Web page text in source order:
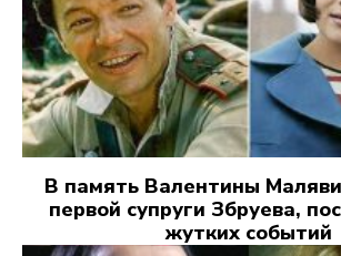
В память Валентины
первой супруги Збруева,
жутких событий